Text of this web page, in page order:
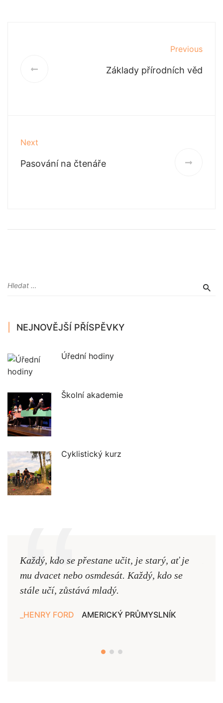
Previous
Základy přírodních věd
Next
Pasování na čtenáře
NEJNOVĚJŠÍ PŘÍSPĚVKY
Úřední hodiny
Školní akademie
Cyklistický kurz
Každý, kdo se přestane učit, je starý, ať je
mu dvacet nebo osmdesát. Každý, kdo se
stále učí, zůstává mladý.
HENRY FORD AMERICKÝ PRŮMYSLNÍK